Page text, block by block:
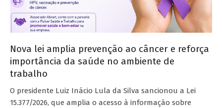
Nova lei amplia prevenção ao câncer e reforça
importância da saúde no ambiente de
trabalho
O presidente Luiz Inácio Lula da Silva sancionou a Lei
15.377/2026, que amplia o acesso à informação sobre